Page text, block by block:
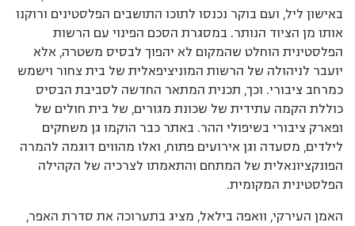
באישון ליל, ועם בוקר נכנסו לתוכו התושבים הפלסטינים ורוקנו
אותו מן הציוד הנותר. במסגרת הסכם הפינוי עם הרשות
הפלסטינית הוחלט שהמקום לא יהפוך לבסיס משטרה, אלא
יועבר לניהולה של הרשות המוניציפאלית של בית צחור וישמש
כמרחב ציבורי. וכך, תכנית המתאר החדשה לסביבת הבסיס
כוללת הקמה עתידית של שכונת מגורים, של בית חולים של
ופארק ציבורי בשיפולי ההר. באתר כבר הוקמו גן משחקים
לילדים, מסעדה וגן אירועים פתוח, ואלו מהווים דוגמה להמרה
הפונקציונאלית של המתחם והתאמתו לצרכיה של הקהילה
הפלסטינית המקומית.
האמן העירקי, וואפה בילאל, מציג בתערוכה את סדרת האפר,